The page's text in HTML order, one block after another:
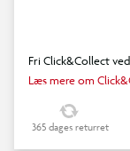
Fri Click&Collect
Læs mere om
365 dages returret